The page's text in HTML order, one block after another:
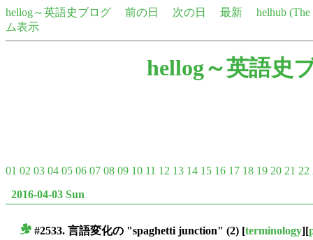
hellog～英語史ブログ 前の日 次の日 最新
helhub
ム表示
hellog～英語史
01 02 03 04 05 06 07 08 09 10 11 12 13 14 15 16 17 18 19 20 21 22
2016-04-03 Sun
#2533. 言語変化の "spaghetti junction" (2) [terminology][